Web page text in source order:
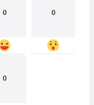
0 0
0